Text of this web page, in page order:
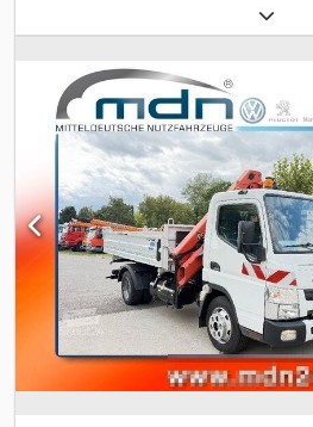
6, krovinio erdvės tūris:2 m³, krovimo
,
Įranga: oro kondicionavimas